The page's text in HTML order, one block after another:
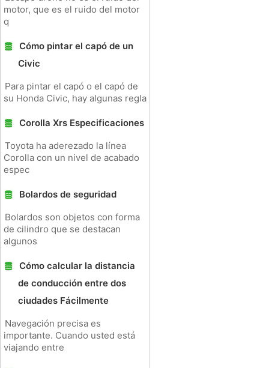
motor, que es el ruido del motor
q
Cómo pintar el capó de un
Civic
Para pintar el capó o el capó de
su Honda Civic, hay algunas regla
Corolla Xrs Especificaciones
Toyota ha aderezado la línea
Corolla con un nivel de acabado
espec
Bolardos de seguridad
Bolardos son objetos con forma
de cilindro que se destacan
algunos
Cómo calcular la distancia
de conducción entre dos
ciudades Fácilmente
Navegación precisa es
importante. Cuando usted está
viajando entre